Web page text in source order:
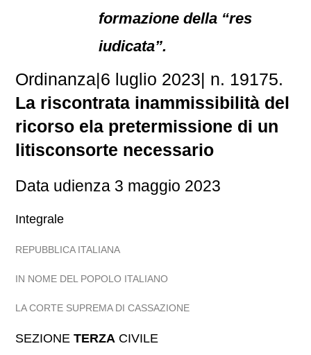
formazione della “res
iudicata”.
Ordinanza|6 luglio 2023| n. 19175.
La riscontrata inammissibilità del
ricorso ela pretermissione di un
litisconsorte necessario
Data udienza 3 maggio 2023
Integrale
REPUBBLICA ITALIANA
IN NOME DEL POPOLO ITALIANO
LA CORTE SUPREMA DI CASSAZIONE
SEZIONETERZA CIVILE